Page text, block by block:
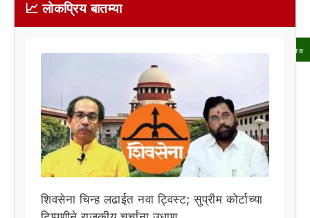
Share
📈 लोकप्रिय बातम्या
शिवसेना चिन्ह लढाईत नवा ट्विस्ट; सुप्रीम कोर्टाच्या